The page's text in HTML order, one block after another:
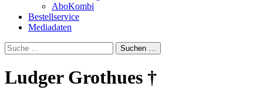
AboKombi
Bestellservice
Mediadaten
Ludger Grothues †